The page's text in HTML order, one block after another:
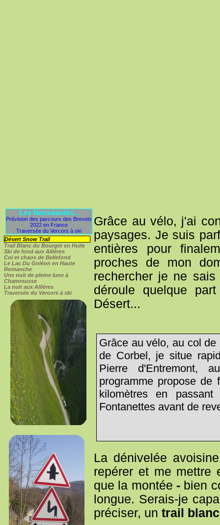
Les Nouveautés...
Prévision des parcours des Brevets
2022 en France
Traversée du Vercors à ski
Désert Snow Trail
Trail Blanc du Bourget en Huile
Ski de fond aux Allières
Col et chaos de Bellefond
Le Lac Du Goléon en Haute
Romanche
Une nuit de pleine lune à
Chamrousse
La nuit aux Allières
Traversée du Vercors à ski
Grâce au vélo, j'ai
paysages. Je suis
entières pour
proches de mon
rechercher je ne
déroule quelque
Désert...
Grâce au vélo, au col
de Corbel, je situe
Pierre d'Entremont,
programme propose de
kilomètres en
Fontanettes avant de
La dénivelée
repérer et me mettre
que la montée - bien
longue. Serais-je
préciser, untrail blanc